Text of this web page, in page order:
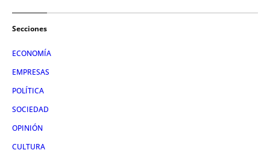
Secciones
ECONOMÍA
EMPRESAS
POLÍTICA
SOCIEDAD
OPINIÓN
CULTURA